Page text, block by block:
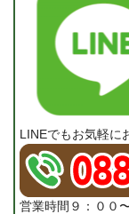
LINEでもお気軽に
営業時間９：００